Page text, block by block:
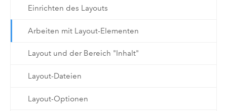
Einrichten des Layouts
Arbeiten mit Layout-Elementen
Layout und der Bereich "Inhalt"
Layout-Dateien
Layout-Optionen